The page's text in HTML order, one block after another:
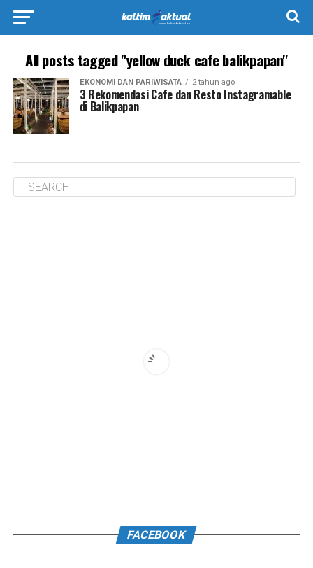
All posts tagged "yellow duck cafe balikpapan"
EKONOMI DAN PARIWISATA 2 tahun ago
3 Rekomendasi Cafe dan Resto Instagramable
di Balikpapan
FACEBOOK